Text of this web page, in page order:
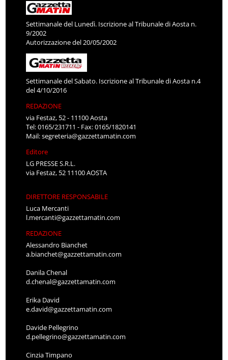
Settimanale del Lunedì. Iscrizione al Tribunale di Aosta n.
9/2002
Autorizzazione del 20/05/2002
Settimanale del Sabato. Iscrizione al Tribunale di Aosta n.4
del 4/10/2016
REDAZIONE
via Festaz, 52 - 11100 Aosta
Tel: 0165/231711 - Fax: 0165/1820141
Mail:segreteria@gazzettamatin.com
Editore
LG PRESSE S.R.L.
via Festaz, 52 11100 AOSTA
DIRETTORE RESPONSABILE
Luca Mercanti
l.mercanti@gazzettamatin.com
REDAZIONE
Alessandro Bianchet
a.bianchet@gazzettamatin.com
Danila Chenal
d.chenal@gazzettamatin.com
Erika David
e.david@gazzettamatin.com
Davide Pellegrino
d.pellegrino@gazzettamatin.com
Cinzia Timpano